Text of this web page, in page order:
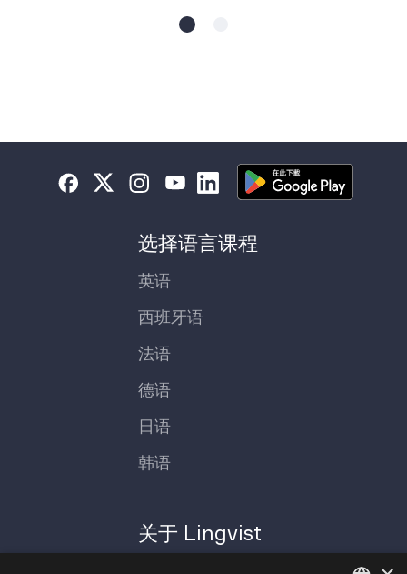
选择语言课程
英语
西班牙语
法语
德语
日语
韩语
关于 Lingvist